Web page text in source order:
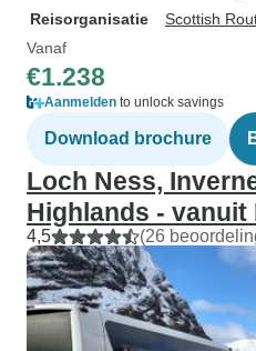
Reisorganisatie
Scottish
Vanaf
€1.238
Aanmelden to unlock savings
Download brochure
Loch Ness,
Highlands - vanuit
4,5 (26